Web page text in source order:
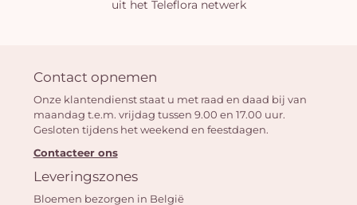
uit het Teleflora netwerk
Contact opnemen
Onze klantendienst staat u met raad en daad bij van
maandag t.e.m. vrijdag tussen 9.00 en 17.00 uur.
Gesloten tijdens het weekend en feestdagen.
Contacteer ons
Leveringszones
Bloemen bezorgen in België